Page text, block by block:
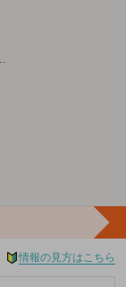
情報の見方はこちら